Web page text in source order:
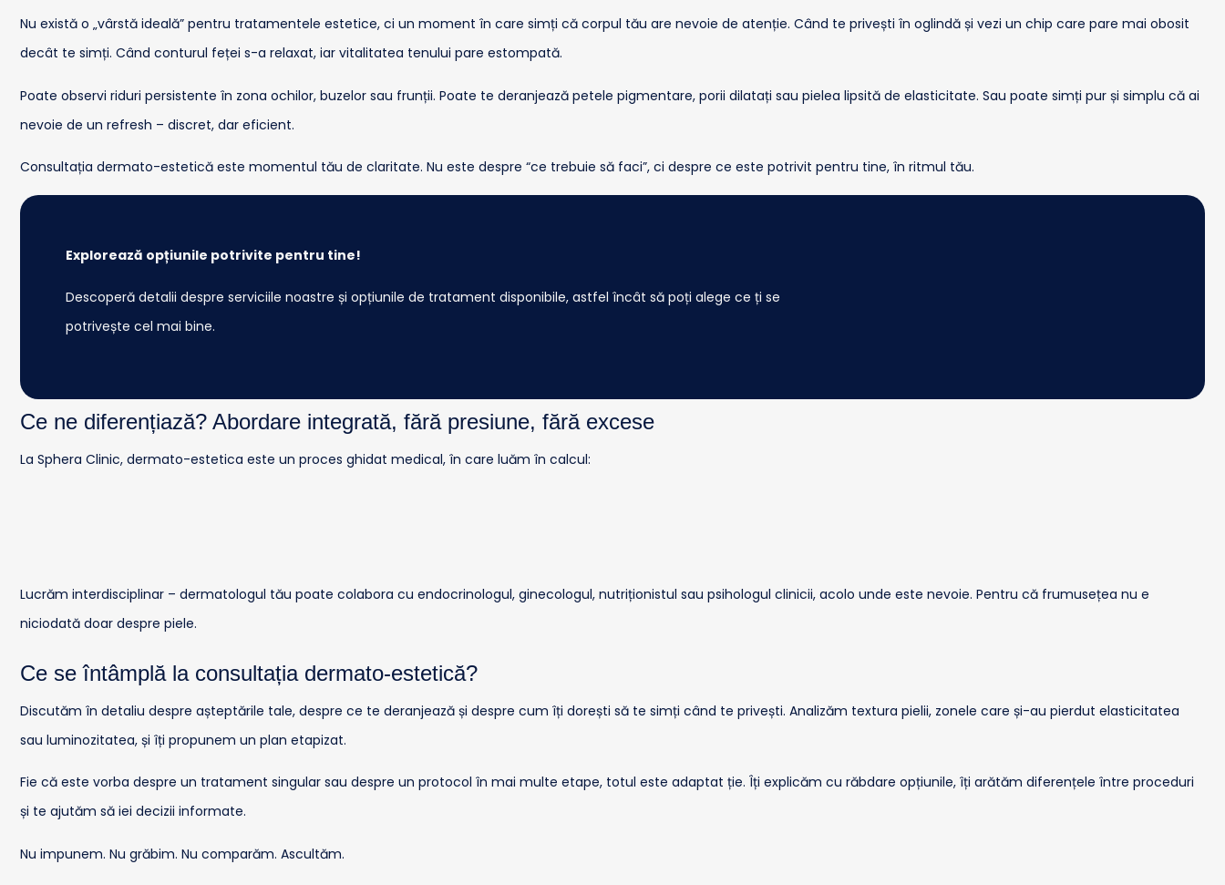
Nu există o „vârstă ideală” pentru tratamentele estetice, ci un moment în care simți că corpul tău are nevoie de atenție. Când te privești în oglindă și vezi un chip care pare mai obosit
decât te simți. Când conturul feței s-a relaxat, iar vitalitatea tenului pare estompată.
Poate observi riduri persistente în zona ochilor, buzelor sau frunții. Poate te deranjează petele pigmentare, porii dilatați sau pielea lipsită de elasticitate. Sau poate simți pur și simplu că ai
nevoie de un refresh – discret, dar eficient.
Consultația dermato-estetică este momentul tău de claritate. Nu este despre “ce trebuie să faci”, ci despre ce este potrivit pentru tine, în ritmul tău.
Explorează opțiunile potrivite pentru tine!
Descoperă detalii despre serviciile noastre și opțiunile de tratament disponibile, astfel încât să poți alege ce ți se
potrivește cel mai bine.
Ce ne diferențiază? Abordare integrată, fără presiune, fără excese
La Sphera Clinic, dermato-estetica este un proces ghidat medical, în care luăm în calcul:
Lucrăm interdisciplinar – dermatologul tău poate colabora cu endocrinologul, ginecologul, nutriționistul sau psihologul clinicii, acolo unde este nevoie. Pentru că frumusețea nu e
niciodată doar despre piele.
Ce se întâmplă la consultația dermato-estetică?
Discutăm în detaliu despre așteptările tale, despre ce te deranjează și despre cum îți dorești să te simți când te privești. Analizăm textura pielii, zonele care și-au pierdut elasticitatea
sau luminozitatea, și îți propunem un plan etapizat.
Fie că este vorba despre un tratament singular sau despre un protocol în mai multe etape, totul este adaptat ție. Îți explicăm cu răbdare opțiunile, îți arătăm diferențele între proceduri
și te ajutăm să iei decizii informate.
Nu impunem. Nu grăbim. Nu comparăm. Ascultăm.